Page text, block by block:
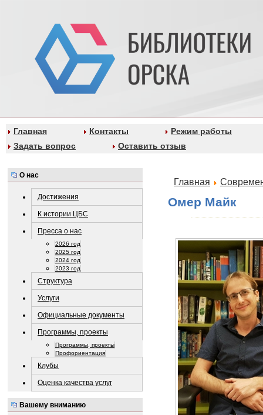
Главная Контакты
Режим работы
Задать вопрос
Оставить отзыв
О нас
Достижения
К истории ЦБС
Пресса о нас
2026 год
2025 год
2024 год
2023 год
Структура
Услуги
Официальные документы
Программы, проекты
Программы, проекты
Профориентация
Клубы
Оценка качества услуг
Вашему вниманию
Главная
Омер Майк